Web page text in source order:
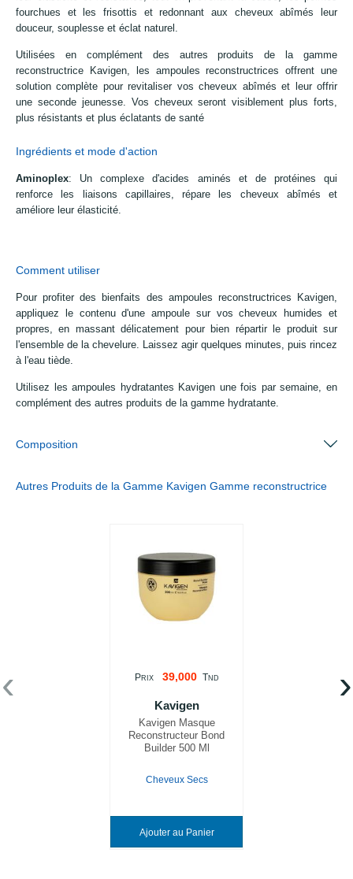
fourchues et les frisottis et redonnant aux cheveux abîmés leur
douceur, souplesse et éclat naturel.
Utilisées en complément des autres produits de la gamme
reconstructrice Kavigen, les ampoules reconstructrices offrent une
solution complète pour revitaliser vos cheveux abîmés et leur offrir
une seconde jeunesse. Vos cheveux seront visiblement plus forts,
plus résistants et plus éclatants de santé
Ingrédients et mode d'action
Aminoplex: Un complexe d'acides aminés et de protéines qui
renforce les liaisons capillaires, répare les cheveux abîmés et
améliore leur élasticité.
Comment utiliser
Pour profiter des bienfaits des ampoules reconstructrices Kavigen,
appliquez le contenu d'une ampoule sur vos cheveux humides et
propres, en massant délicatement pour bien répartir le produit sur
l'ensemble de la chevelure. Laissez agir quelques minutes, puis rincez
à l'eau tiède.
Utilisez les ampoules hydratantes Kavigen une fois par semaine, en
complément des autres produits de la gamme hydratante.
Composition
Autres Produits de la Gamme Kavigen Gamme reconstructrice
PRIX 39,000 TND
Kavigen
Kavigen Masque
Reconstructeur Bond
Builder 500 Ml
Cheveux Secs
Ajouter au Panier
‹ ›